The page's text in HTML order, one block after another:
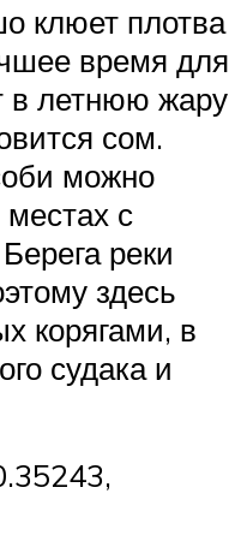
клюет плотва
время для
в летнюю жару
сом.
можно
с
реки
здесь
корягами, в
судака и